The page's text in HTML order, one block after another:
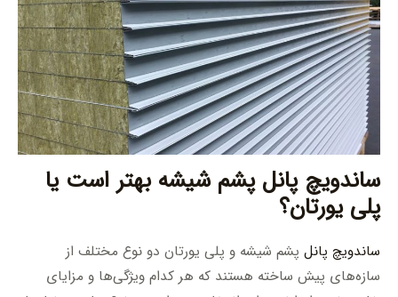
ساندویچ پانل پشم شیشه بهتر است یا
پلی یورتان؟
ساندویچ پانل پشم شیشه و پلی یورتان دو نوع مختلف از
سازه‌های پیش ساخته هستند که هر کدام ویژگی‌ها و مزایای